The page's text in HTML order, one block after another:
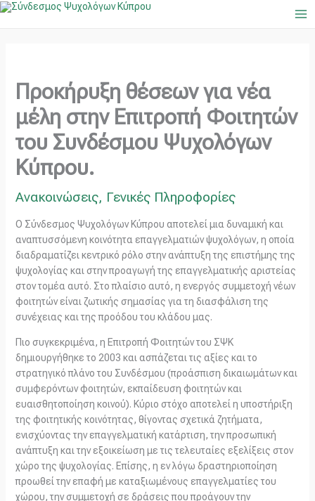
Μετάβαση
Προκήρυξη θέσεων για νέα
μέλη στην Επιτροπή Φοιτητών
του Συνδέσμου Ψυχολόγων
Κύπρου.
Ανακοινώσεις, Γενικές Πληροφορίες
Ο Σύνδεσμος Ψυχολόγων Κύπρου αποτελεί μια δυναμική και
αναπτυσσόμενη κοινότητα επαγγελματιών ψυχολόγων, η οποία
διαδραματίζει κεντρικό ρόλο στην ανάπτυξη της επιστήμης της
ψυχολογίας και στην προαγωγή της επαγγελματικής αριστείας
στον τομέα αυτό. Στο πλαίσιο αυτό, η ενεργός συμμετοχή νέων
φοιτητών είναι ζωτικής σημασίας για τη διασφάλιση της
συνέχειας και της προόδου του κλάδου μας.
Πιο συγκεκριμένα, η Επιτροπή Φοιτητών του ΣΨΚ
δημιουργήθηκε το 2003 και ασπάζεται τις αξίες και το
στρατηγικό πλάνο του Συνδέσμου (προάσπιση δικαιωμάτων και
συμφερόντων φοιτητών, εκπαίδευση φοιτητών και
ευαισθητοποίηση κοινού). Κύριο στόχο αποτελεί η υποστήριξη
της φοιτητικής κοινότητας, θίγοντας σχετικά ζητήματα,
ενισχύοντας την επαγγελματική κατάρτιση, την προσωπική
ανάπτυξη και την εξοικείωση με τις τελευταίες εξελίξεις στον
χώρο της ψυχολογίας. Επίσης, η εν λόγω δραστηριοποίηση
προωθεί την επαφή με καταξιωμένους επαγγελματίες του
χώρου, την συμμετοχή σε δράσεις που προάγουν την